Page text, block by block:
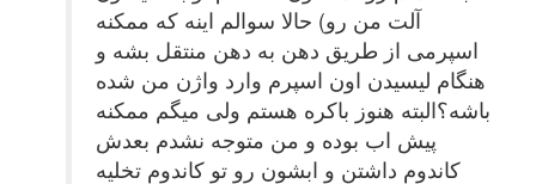
آلت من رو) حالا سوالم اینه که ممکنه
اسپرمی از طریق دهن به دهن منتقل بشه و
هنگام لیسیدن اون اسپرم وارد واژن من شده
باشه؟البته هنوز باکره هستم ولی میگم ممکنه
پیش اب بوده و من متوجه نشدم بعدش
کاندوم داشتن و ابشون رو تو کاندوم تخلیه